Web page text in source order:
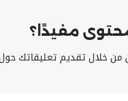
مفيدًا؟
خلال تقديم تعليقاتك